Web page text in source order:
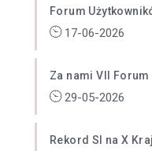
Forum
17-06-2026
Za nami VII
29-05-2026
Rekord SI na X